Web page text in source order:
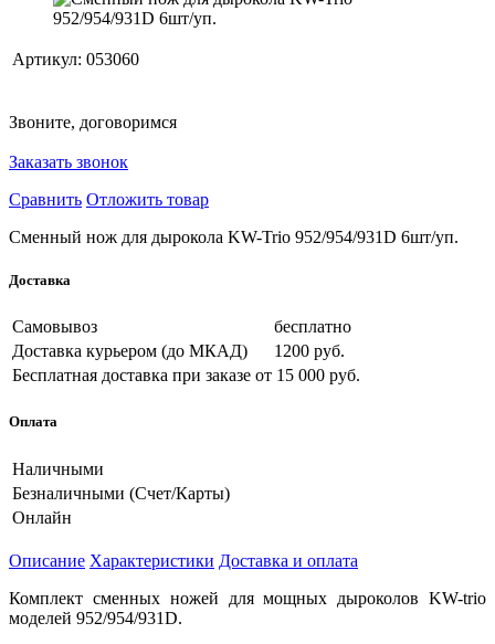
Артикул: 053060
Звоните, договоримся
Заказать звонок
Сравнить Отложить товар
Сменный нож для дырокола KW-Trio 952/954/931D 6шт/уп.
Доставка
Самовывоз
бесплатно
Доставка курьером (до МКАД)
1200 руб.
Бесплатная доставка при заказе от 15 000 руб.
Оплата
Наличными
Безналичными (Счет/Карты)
Онлайн
Описание Характеристики Доставка и оплата
Комплект сменных ножей для мощных дыроколов KW-trio
моделей 952/954/931D.